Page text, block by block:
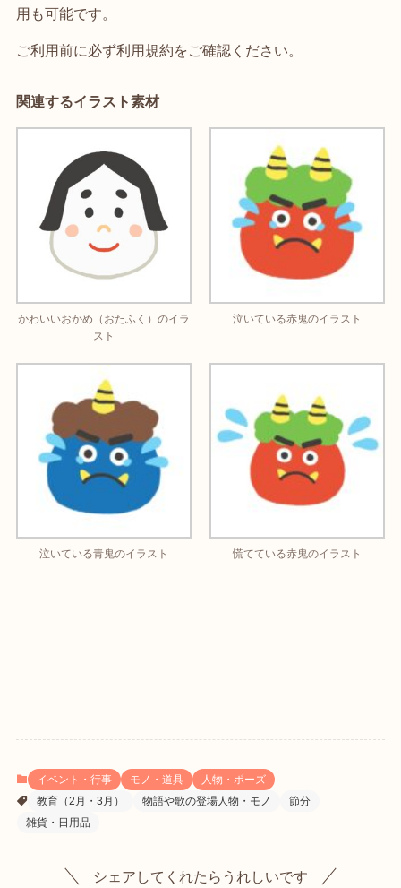
用も可能です。
ご利用前に必ず利用規約をご確認ください。
関連するイラスト素材
かわいいおかめ（おたふく）のイラ
スト
泣いている赤鬼のイラスト
泣いている青鬼のイラスト 慌てている赤鬼のイラスト
イベント・行事 モノ・道具
人物・ポーズ
教育（2月・3月）
物語や歌の登場人物・モノ
節分
雑貨・日用品
シェアしてくれたらうれしいです